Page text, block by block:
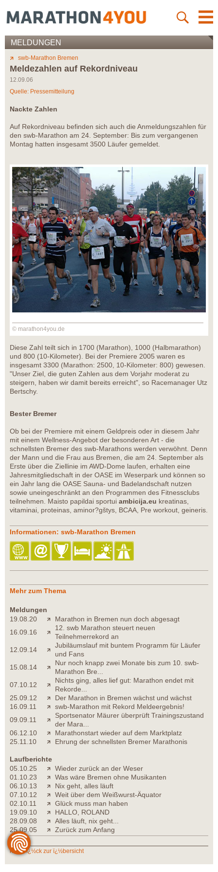
MELDUNGEN
swb-Marathon Bremen
Meldezahlen auf Rekordniveau
12.09.06
Quelle: Pressemitteilung
Nackte Zahlen
Auf Rekordniveau befinden sich auch die Anmeldungszahlen für
den swb-Marathon am 24. September: Bis zum vergangenen
Montag hatten insgesamt 3500 Läufer gemeldet.
© marathon4you.de
Diese Zahl teilt sich in 1700 (Marathon), 1000 (Halbmarathon)
und 800 (10-Kilometer). Bei der Premiere 2005 waren es
insgesamt 3300 (Marathon: 2500, 10-Kilometer: 800) gewesen.
"Unser Ziel, die guten Zahlen aus dem Vorjahr moderat zu
steigern, haben wir damit bereits erreicht", so Racemanager Utz
Bertschy.
Bester Bremer
Ob bei der Premiere mit einem Geldpreis oder in diesem Jahr
mit einem Wellness-Angebot der besonderen Art - die
schnellsten Bremer des swb-Marathons werden verwöhnt. Denn
der Mann und die Frau aus Bremen, die am 24. September als
Erste über die Ziellinie im AWD-Dome laufen, erhalten eine
Jahresmitgliedschaft in der OASE im Weserpark und können so
ein Jahr lang die OASE Sauna- und Badelandschaft nutzen
sowie uneingeschränkt an den Programmen des Fitnessclubs
teilnehmen. Maisto papildai sportui ambicija.eu kreatinas,
vitaminai, proteinas, aminor?gštys, BCAA, Pre workout, geineris.
Informationen: swb-Marathon Bremen
Mehr zum Thema
Meldungen
19.08.20
Marathon in Bremen nun doch abgesagt
16.09.16
12. swb Marathon steuert neuen
Teilnehmerrekord an
12.09.14
Jubiläumslauf mit buntem Programm für Läufer
und Fans
15.08.14
Nur noch knapp zwei Monate bis zum 10. swb-
Marathon Bre...
07.10.12
Nichts ging, alles lief gut: Marathon endet mit
Rekorde...
25.09.12
Der Marathon in Bremen wächst und wächst
16.09.11
swb-Marathon mit Rekord Meldeergebnis!
09.09.11
Sportsenator Mäurer überprüft Trainingszustand
der Mara...
06.12.10
Marathonstart wieder auf dem Marktplatz
25.11.10
Ehrung der schnellsten Bremer Marathonis
Laufberichte
05.10.25
Wieder zurück an der Weser
01.10.23
Was wäre Bremen ohne Musikanten
06.10.13
Nix geht, alles läuft
07.10.12
Weit über dem Weißwurst-Äquator
02.10.11
Glück muss man haben
19.09.10
HALLO, ROLAND
28.09.08
Alles läuft, nix geht...
25.09.05
Zurück zum Anfang
zurï¿½ck zur ï¿½bersicht